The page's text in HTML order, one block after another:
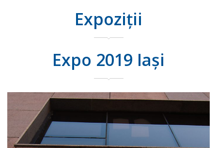
Expoziții
Expo 2019 Iași